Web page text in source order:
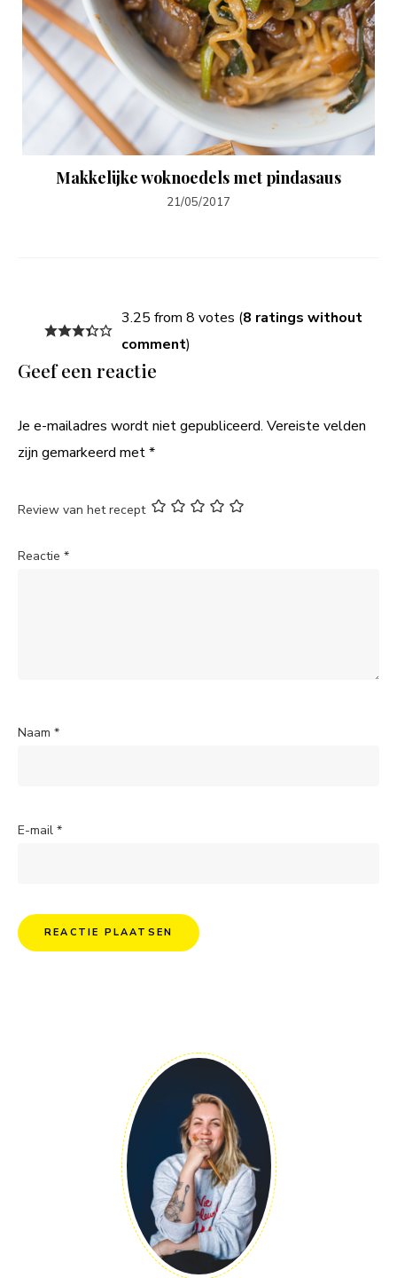
Makkelijke woknoedels met pindasaus
21/05/2017
3.25 from 8 votes (8 ratings without
comment)
Geef een reactie
Je e-mailadres wordt niet gepubliceerd. Vereiste velden
zijn gemarkeerd met*
Review van het recept
Reactie *
Naam *
E-mail *